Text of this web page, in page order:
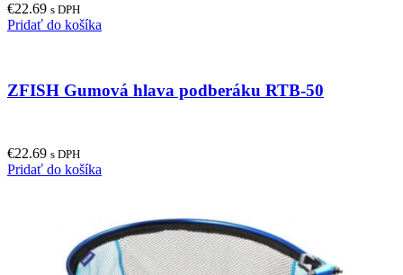
€22.69 s DPH
Pridať do košíka
ZFISH Gumová hlava podberáku RTB-50
€22.69 s DPH
Pridať do košíka